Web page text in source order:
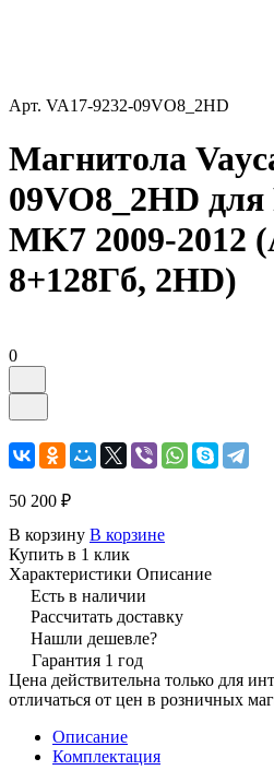
Арт. VA17-9232-09VO8_2HD
Магнитола
09VO8_2HD
MK7 2009-2012
8+128Гб, 2HD)
0
50 200 ₽
В корзину В корзине
Купить в 1 клик
Характеристики Описание
Есть в наличии
Рассчитать доставку
Нашли дешевле?
Гарантия 1 год
Цена действительна только для
отличаться от цен в розничных
Описание
Комплектация